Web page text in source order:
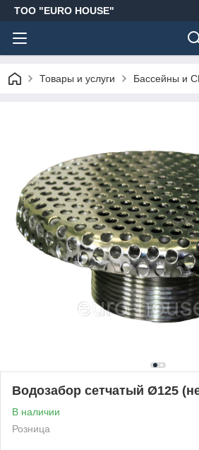
ТОО "EURO HOUSE"
Товары и услуги Бассейны и
Водозабор сетчатый Ø125
В наличии
Розница